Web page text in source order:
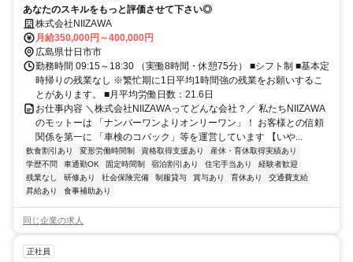
あなたのスキルをもっと評価させて下さい◎
株式会社NIIZAWA
月給350,000円～400,000円
広島県廿日市市
勤務時間 09:15～18:30 （実働8時間・休憩75分） ■シフト制 ■基本定
時帰りの残業なし ※繁忙期に1日平均1時間強の残業をお願いするこ
とがあります。 ■月平均労働日数：21.6日
お仕事内容 ＼株式会社NIIZAWAってどんな会社？／ 私たちNIIZAWA
のモットーは 「ナンバーワンよりオンリーワン」！ お客様との信頼
関係を第一に 「車検のコバック」等を運営しています 【いや...
飲食割引あり 変形労働時間制 資格取得支援あり
産休・育休取得実績あり
学歴不問
車通勤OK 固定時間制 宿泊割引あり 住宅手当あり
経験者歓迎
残業なし
研修あり 社会保険完備 制服貸与 賞与あり 育休あり
交通費支給
昇給あり
食事補助あり
同じ企業の求人
正社員